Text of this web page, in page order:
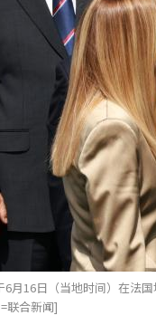
6月16日（当地时间）在法
联合新闻]